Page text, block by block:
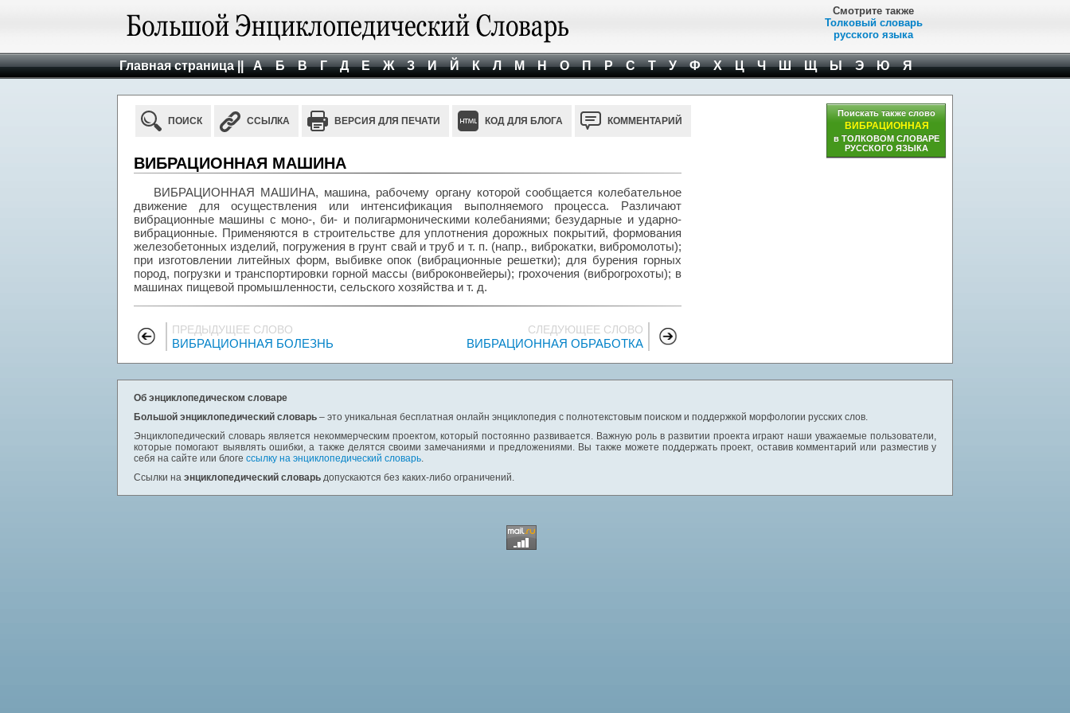
Смотрите также
Толковый словарь
русского языка
Главная страница || А Б В Г Д Е Ж З И Й К Л М Н О П Р С Т У Ф Х Ц Ч Ш Щ Ы Э Ю Я
ПОИСК ССЫЛКА ВЕРСИЯ ДЛЯ ПЕЧАТИ КОД ДЛЯ БЛОГА КОММЕНТАРИЙ
ВИБРАЦИОННАЯ МАШИНА
ВИБРАЦИОННАЯ МАШИНА, машина, рабочему органу которой сообщается колебательное
движение для осуществления или интенсификация выполняемого процесса. Различают
вибрационные машины с моно-, би- и полигармоническими колебаниями; безударные и ударно-
вибрационные. Применяются в строительстве для уплотнения дорожных покрытий, формования
железобетонных изделий, погружения в грунт свай и труб и т. п. (напр., виброкатки, вибромолоты);
при изготовлении литейных форм, выбивке опок (вибрационные решетки); для бурения горных
пород, погрузки и транспортировки горной массы (виброконвейеры); грохочения (виброгрохоты); в
машинах пищевой промышленности, сельского хозяйства и т. д.
ПРЕДЫДУЩЕЕ СЛОВО
ВИБРАЦИОННАЯ БОЛЕЗНЬ
СЛЕДУЮЩЕЕ СЛОВО
ВИБРАЦИОННАЯ ОБРАБОТКА
Поискать также слово
ВИБРАЦИОННАЯ
в ТОЛКОВОМ СЛОВАРЕ
РУССКОГО ЯЗЫКА
Об энциклопедическом словаре
Большой энциклопедический словарь – это уникальная бесплатная онлайн энциклопедия с полнотекстовым поиском и поддержкой морфологии русских слов.
Энциклопедический словарь является некоммерческим проектом, который постоянно развивается. Важную роль в развитии проекта играют наши уважаемые пользователи,
которые помогают выявлять ошибки, а также делятся своими замечаниями и предложениями. Вы также можете поддержать проект, оставив комментарий или разместив у
себя на сайте или блоге ссылку на энциклопедический словарь.
Ссылки на энциклопедический словарь допускаются без каких-либо ограничений.